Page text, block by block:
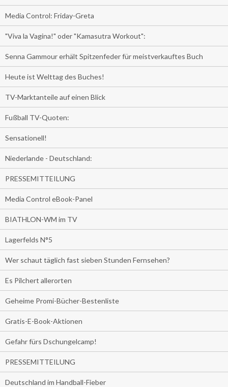
Media Control: Friday-Greta
"Viva la Vagina!" oder "Kamasutra Workout":
Senna Gammour erhält Spitzenfeder für meistverkauftes Buch
Heute ist Welttag des Buches!
TV-Marktanteile auf einen Blick
Fußball TV-Quoten:
Sensationell!
Niederlande - Deutschland:
PRESSEMITTEILUNG
Media Control eBook-Panel
BIATHLON-WM im TV
Lagerfelds N°5
Wer schaut täglich fast sieben Stunden Fernsehen?
Es Pilchert allerorten
Geheime Promi-Bücher-Bestenliste
Gratis-E-Book-Aktionen
Gefahr fürs Dschungelcamp!
PRESSEMITTEILUNG
Deutschland im Handball-Fieber